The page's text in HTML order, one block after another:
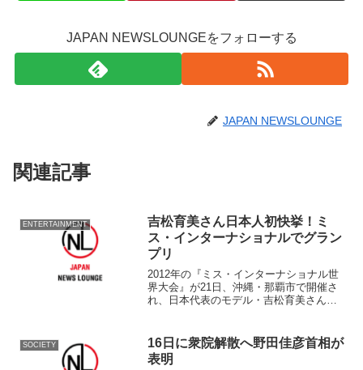
JAPAN NEWSLOUNGEをフォローする
JAPAN NEWSLOUNGE
関連記事
ENTERTAINMENT
吉松育美さん日本人初快挙！ミ
ス・インターナショナルでグラン
プリ
2012年の『ミス・インターナショナル世
界大会』が21日、沖縄・那覇市で開催さ
れ、日本代表のモデル・吉松育美さん
ナショナルは世界の三大ミスコンの1つと
され、1960年...
SOCIETY
16日に衆院解散へ野田佳彦首相が
表明